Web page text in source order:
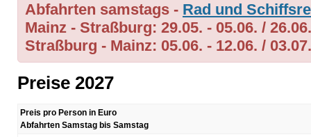
Abfahrten samstags - Rad und
Mainz - Straßburg: 29.05. - 05.06. /
Straßburg - Mainz: 05.06. - 12.06. /
Preise 2027
Preis pro Person in Euro
Abfahrten Samstag bis Samstag